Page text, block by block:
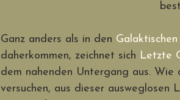
Ganz anders als in den Galaktischen
daherkommen, zeichnet sich Letzte
dem nahenden Untergang aus.
versuchen, aus dieser ausweglosen